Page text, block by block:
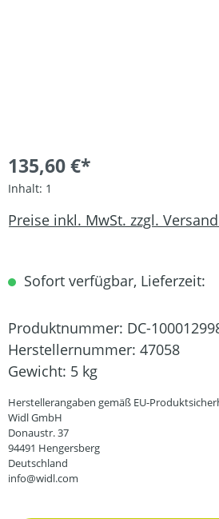
135,60 €*
Inhalt: 1
Preise inkl. MwSt. zzgl.
Sofort verfügbar, Lieferzeit:
Produktnummer: DC-
Herstellernummer: 47058
Gewicht: 5 kg
Herstellerangaben gemäß EU-
Widl GmbH
Donaustr. 37
94491 Hengersberg
Deutschland
info@widl.com